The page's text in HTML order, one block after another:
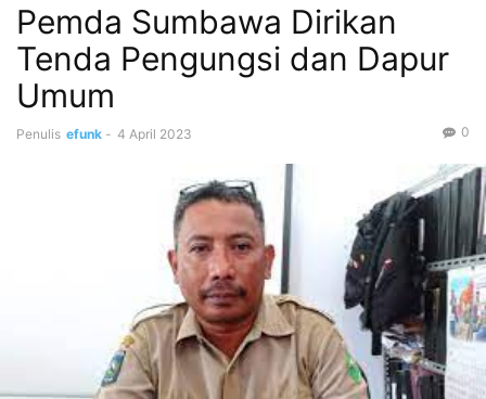
Pemda Sumbawa Dirikan
Tenda Pengungsi dan Dapur
Umum
Penulis efunk - 4 April 2023 0